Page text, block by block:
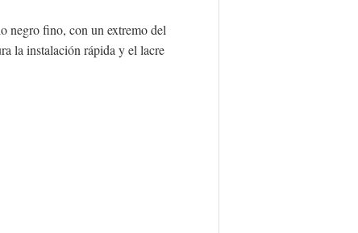
negro fino, con un extremo del
la instalación rápida y el lacre